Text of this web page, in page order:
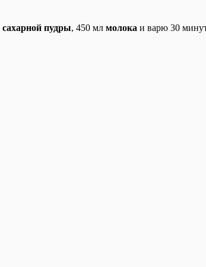
сахарной пудры, 450 мл молока и варю 30